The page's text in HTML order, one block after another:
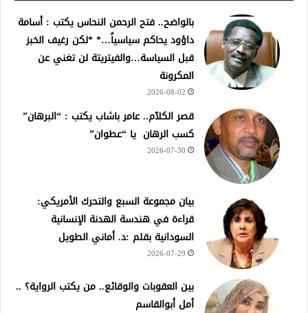
بالواضح.. فتح الرحمن النحاس يكتب : أسامة
داؤود يحاكم سياسياً…* *لكن رغيف الخبز
قبل السياسة…والفيتريتة لن تغني عن
المكرونة
2026-08-02
قصر الكلآم.. عامر باشاب يكتب : “البرهان”
كسب الرهان يا “عطوان”
2026-07-30
بيان مجموعة السبع والتحرك الأمريكي:
قراءة في هندسة الهدنة الإنسانية
السودانية بقلم :د. أماني الطويل
2026-07-29
بين العقوبات والوقائع.. من يكتب الرواية؟ ..
أمل أبوالقاسم